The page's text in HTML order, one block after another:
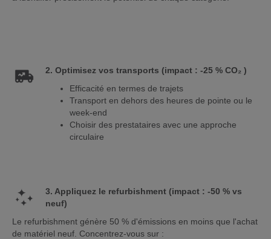
2. Optimisez vos transports (impact : -25 % CO₂ )
Efficacité en termes de trajets
Transport en dehors des heures de pointe ou le
week-end
Choisir des prestataires avec une approche
circulaire
3. Appliquez le refurbishment (impact : -50 % vs
neuf)
Le refurbishment génère 50 % d'émissions en moins que l'achat
de matériel neuf. Concentrez-vous sur :